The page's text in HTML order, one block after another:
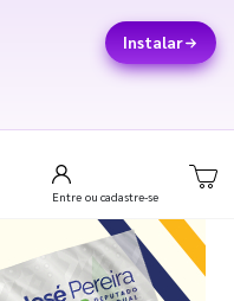
Instalar
Entre ou cadastre-se